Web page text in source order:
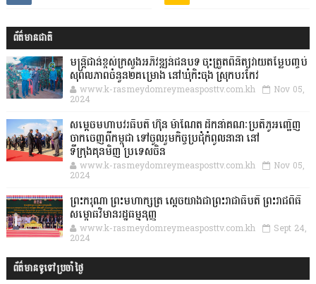
ព័ត៌មានជាតិ
មន្ត្រីជាន់ខ្ពស់ក្រសួងអភិវឌ្ឍន៍ជនបទ ចុះត្រួតពិនិត្យវាយតម្លៃបញ្ចប់
សុពលភាពចំនួន២គម្រោង នៅឃុំកិះចុង ស្រុកបរកែវ
www.k-rasmeydomreymeasposttv.com.kh Nov 05,
2024
សម្តេចមហាបវរធិបតី ហ៊ុន ម៉ាណែត ដឹកនាំគណៈប្រតិភូអញ្ជើញ
ចាកចេញពីកម្ពុជា ទៅចូលរួមកិច្ចប្រជុំកំពូលនានា នៅ
ទីក្រុងគុនមិញ ប្រទេសចិន
www.k-rasmeydomreymeasposttv.com.kh Nov 05,
2024
ព្រះករុណា ព្រះមហាក្សត្រ ស្តេចយាងជាព្រះរាជាធិបតី ព្រះរាជពិធី
សម្ពោធវិមានរដ្ឋធម្មនុញ្ញ
www.k-rasmeydomreymeasposttv.com.kh Sept 24,
2024
ព័ត៌មានទូទៅប្រចាំថ្ងៃ